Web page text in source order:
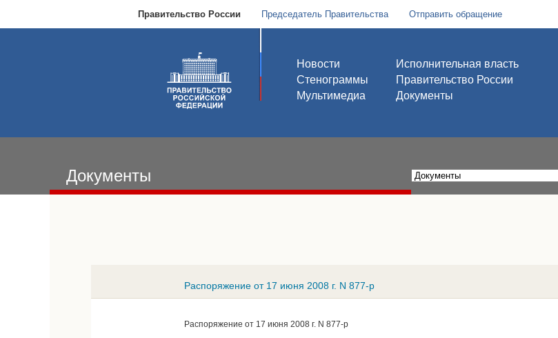
Правительство России Председатель Правительства Отправить обращение
Новости
Стенограммы
Мультимедиа
Исполнительная власть
Правительство России
Документы
Документы
Распоряжение от 17 июня 2008 г. N 877-р
Распоряжение от 17 июня 2008 г. N 877-р